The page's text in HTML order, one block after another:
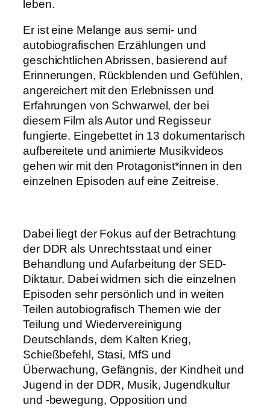
leben.
Er ist eine Melange aus semi- und
autobiografischen Erzählungen und
geschichtlichen Abrissen, basierend auf
Erinnerungen, Rückblenden und Gefühlen,
angereichert mit den Erlebnissen und
Erfahrungen von Schwarwel, der bei
diesem Film als Autor und Regisseur
fungierte. Eingebettet in 13 dokumentarisch
aufbereitete und animierte Musikvideos
gehen wir mit den Protagonist*innen in den
einzelnen Episoden auf eine Zeitreise.
Dabei liegt der Fokus auf der Betrachtung
der DDR als Unrechtsstaat und einer
Behandlung und Aufarbeitung der SED-
Diktatur. Dabei widmen sich die einzelnen
Episoden sehr persönlich und in weiten
Teilen autobiografisch Themen wie der
Teilung und Wiedervereinigung
Deutschlands, dem Kalten Krieg,
Schießbefehl, Stasi, MfS und
Überwachung, Gefängnis, der Kindheit und
Jugend in der DDR, Musik, Jugendkultur
und -bewegung, Opposition und